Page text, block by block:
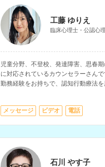
工藤 ゆりえ
臨床心理士・公認心
児童分野、不登校、発達障害、思春
に対応されているカウンセラーさん
勤務経験をお持ちで、認知行動療法
メッセージ ビデオ 電話
石川 やす子